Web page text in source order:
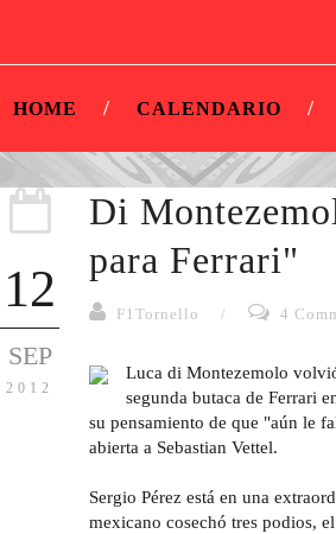
HOME CALENDARIO
12
SEP
2012
Di
para Ferrari"
F1Tornello / 4
Luca di Montezemolo
segunda butaca de Ferrari
su pensamiento de que "aún le
abierta a Sebastian Vettel.
Sergio Pérez está en una
mexicano cosechó tres podios,